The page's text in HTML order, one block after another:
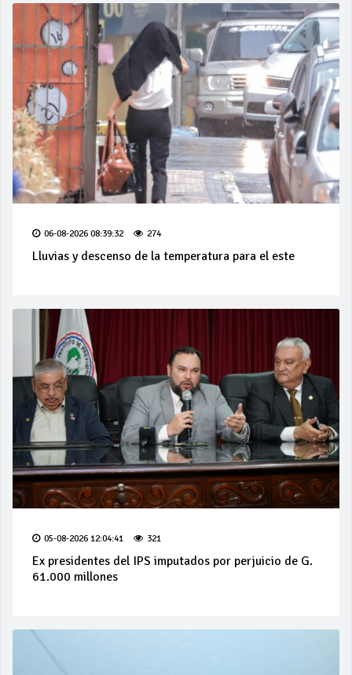
06-08-2026 08:39:32 274
Lluvias y descenso de la temperatura para el este
05-08-2026 12:04:41 321
Ex presidentes del IPS imputados por perjuicio de G.
61.000 millones